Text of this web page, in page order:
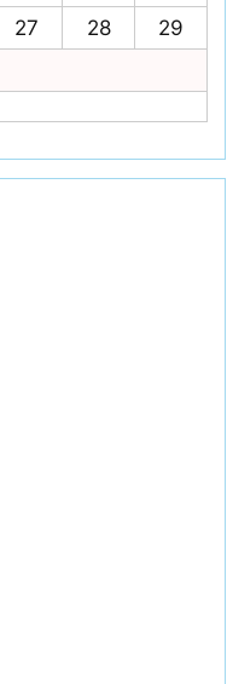
27 28
29